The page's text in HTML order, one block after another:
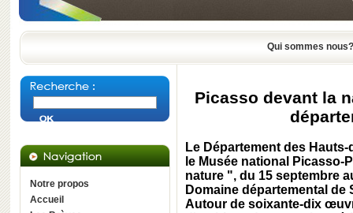
Qui sommes nous?
Notre propos
Accueil
Picasso devant la
Le Département des
le Musée national
nature ", du 15 septembre
Domaine départemental de
Autour de soixante-dix